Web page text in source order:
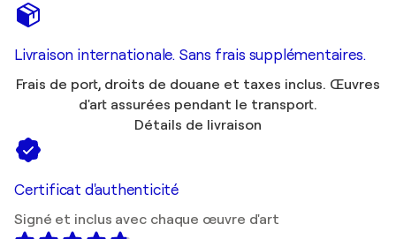
Livraison internationale. Sans frais supplémentaires.
Frais de port, droits de douane et taxes inclus. Œuvres
d'art assurées pendant le transport.
Détails de livraison
Certificat d'authenticité
Signé et inclus avec chaque œuvre d'art